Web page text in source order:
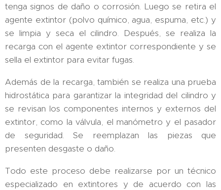
tenga signos de daño o corrosión. Luego se retira el
agente extintor (polvo químico, agua, espuma, etc.) y
se limpia y seca el cilindro. Después, se realiza la
recarga con el agente extintor correspondiente y se
sella el extintor para evitar fugas.
Además de la recarga, también se realiza una prueba
hidrostática para garantizar la integridad del cilindro y
se revisan los componentes internos y externos del
extintor, como la válvula, el manómetro y el pasador
de seguridad. Se reemplazan las piezas que
presenten desgaste o daño.
Todo este proceso debe realizarse por un técnico
especializado en extintores y de acuerdo con las